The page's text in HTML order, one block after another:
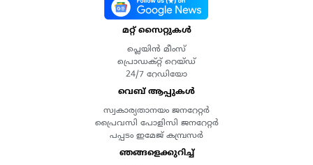
മറ്റ് സൈറ്റുകൾ
പ്ലെയിൻ മീംസ്
പ്രൊഡക്റ്റ് റെയ്ഡ്
24/7 റേഡിയോ
വെബ് ആപ്പുകൾ
സ്വകാര്യതാനയം ജനറേറ്റർ
പ്രൈവസി പോളിസി ജനറേറ്റർ
പപ്പടം ഇമേജ് കമ്പ്രസർ
ഞങ്ങളെക്കുറിച്ച്